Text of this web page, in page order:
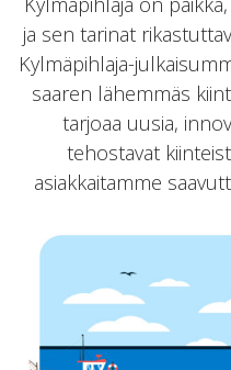
ja sen tarinat
Kylmäpihlaja-
saaren lähemmäs
tarjoaa uusia,
tehostavat
asiakkaitamme